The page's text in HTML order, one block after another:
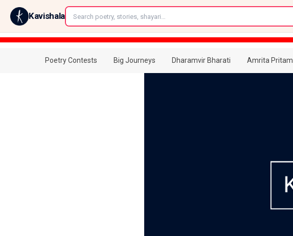
Kavishala
Poetry Contests Big Journeys Dharamvir Bharati Amrita Pritam